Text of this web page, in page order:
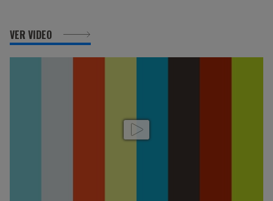
VER VIDEO